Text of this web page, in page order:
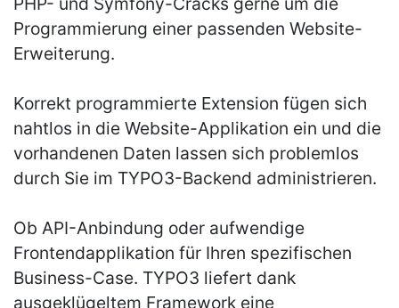
Programmierung einer passenden Website-
Erweiterung.
Korrekt programmierte Extension fügen sich
nahtlos in die Website-Applikation ein und die
vorhandenen Daten lassen sich problemlos
durch Sie im TYPO3-Backend administrieren.
Ob API-Anbindung oder aufwendige
Frontendapplikation für Ihren spezifischen
Business-Case. TYPO3 liefert dank
ausgeklügeltem Framework eine